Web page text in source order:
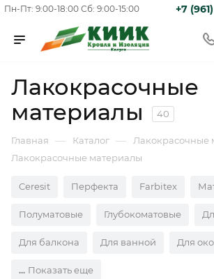
Пн-Пт: 9:00-18:00 Сб: 9:00-15:00 +7
Лакокрасочные
материалы
40
Главная — Каталог — Лакокрасочные
Лакокрасочные материалы
Ceresit Перфекта Farbitex
Полуматовые Глубокоматовые
Для балкона Для ванной Для
Показать еще